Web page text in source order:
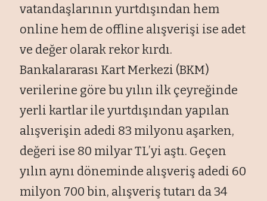
vatandaşlarının yurtdışından hem
online hem de offline alışverişi ise adet
ve değer olarak rekor kırdı.
Bankalararası Kart Merkezi (BKM)
verilerine göre bu yılın ilk çeyreğinde
yerli kartlar ile yurtdışından yapılan
alışverişin adedi 83 milyonu aşarken,
değeri ise 80 milyar TL’yi aştı. Geçen
yılın aynı döneminde alışveriş adedi 60
milyon 700 bin, alışveriş tutarı da 34